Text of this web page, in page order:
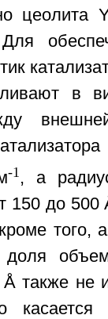
цеолита
в
-1 , а
150 до 500
того,
также не
касается